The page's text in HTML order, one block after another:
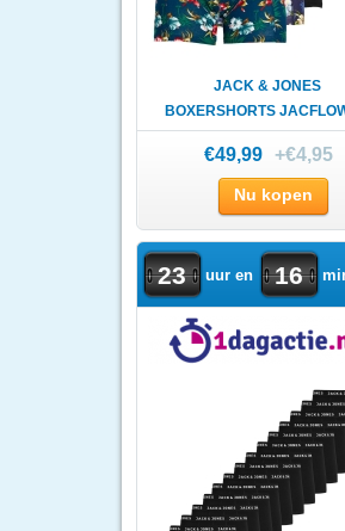
JACK & JONES
BOXERSHORTS
TRUNKS 6-PACK Z..
€49,99 +€4,95
Nu kopen
23 uur en 16